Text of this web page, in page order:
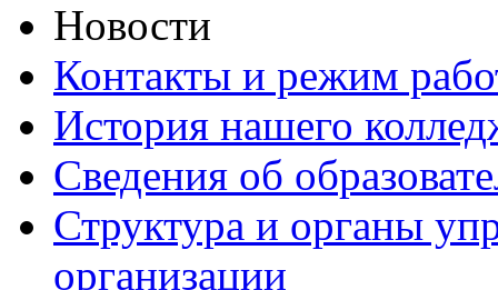
Новости
Контакты и режим
История нашего
Сведения об
Структура и органы
организации